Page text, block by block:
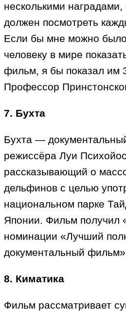
несколькими наградами,
должен посмотреть
Если бы мне можно
человеку в мире
фильм, я бы показал им
Профессор
7. Бухта
Бухта —
режиссёра Луи
рассказывающий о
дельфинов с целью
национальном парке
Японии. Фильм получил
номинации «Лучший
документальный фильм»
8. Киматика
Фильм рассматривает